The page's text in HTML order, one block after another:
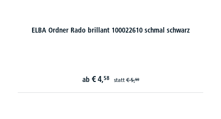
ELBA Ordner Rado brillant 100022610 schmal schwarz
ab € 4,58 statt€ 5,59